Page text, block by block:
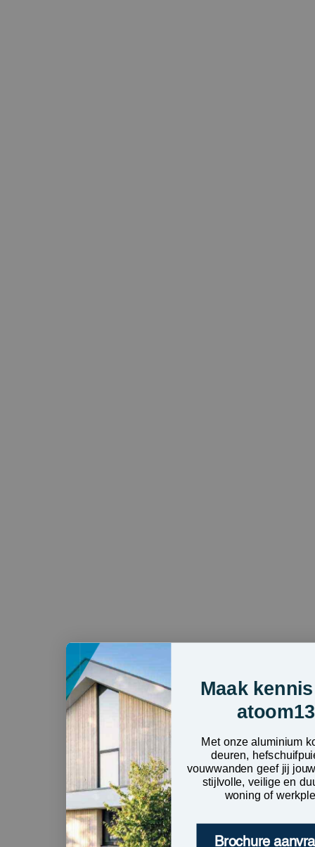
Maak
atoom13
Met onze aluminium
deuren,
vouwwanden geef jij
stijlvolle, veilige en
woning of
Brochure